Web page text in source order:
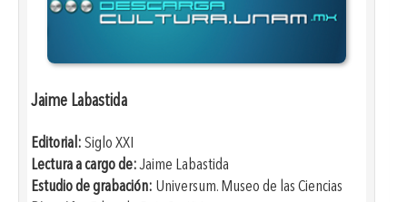
Jaime Labastida
Editorial: Siglo XXI
Lectura a cargo de:Jaime Labastida
Estudio de grabación: Universum. Museo de las Ciencias